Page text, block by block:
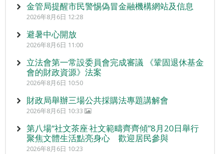
金管局提醒市民警惕偽冒金融機構網站及信息
2026年8月6日 12:28
避暑中心開放
2026年8月6日 11:00
立法會第一常設委員會完成審議 《鞏固退休基金
會的財政資源》法案
2026年8月6日 10:50
財政局舉辦三場公共採購法專題講解會
2026年8月6日 10:33
第八場“社文茶座‧社文範疇齊齊傾”8月20日舉行
聚焦文體生活點亮身心 歡迎居民參與
2026年8月6日 10:23